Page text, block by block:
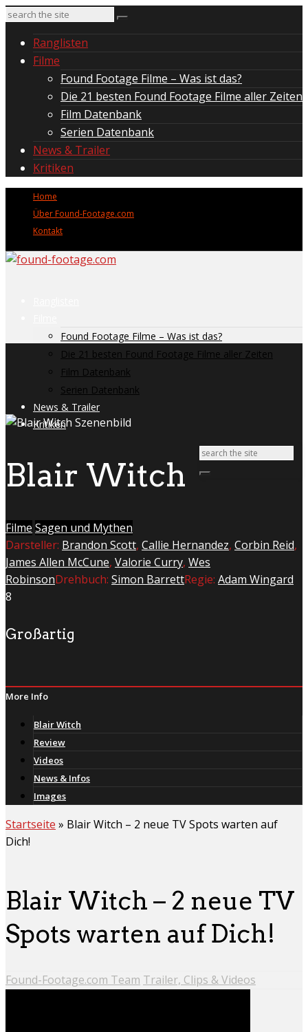
Ranglisten
Filme
Found Footage Filme – Was ist das?
Die 21 besten Found Footage Filme aller Zeiten
Film Datenbank
Serien Datenbank
News & Trailer
Kritiken
Home
Über Found-Footage.com
Kontakt
Found Footage Filme – Was ist das?
Die 21 besten Found Footage Filme aller Zeiten
Film Datenbank
Serien Datenbank
News & Trailer
Kritiken
Blair Witch
Filme Sagen und Mythen
Darsteller: Brandon Scott, Callie Hernandez, Corbin Reid,
James Allen McCune, Valorie Curry, Wes
RobinsonDrehbuch: Simon BarrettRegie: Adam Wingard
8
Großartig
More Info
Blair Witch
Review
Videos
News & Infos
Images
Startseite » Blair Witch – 2 neue TV Spots warten auf
Dich!
Blair Witch – 2 neue TV
Spots warten auf Dich!
Found-Footage.com Team Trailer, Clips & Videos